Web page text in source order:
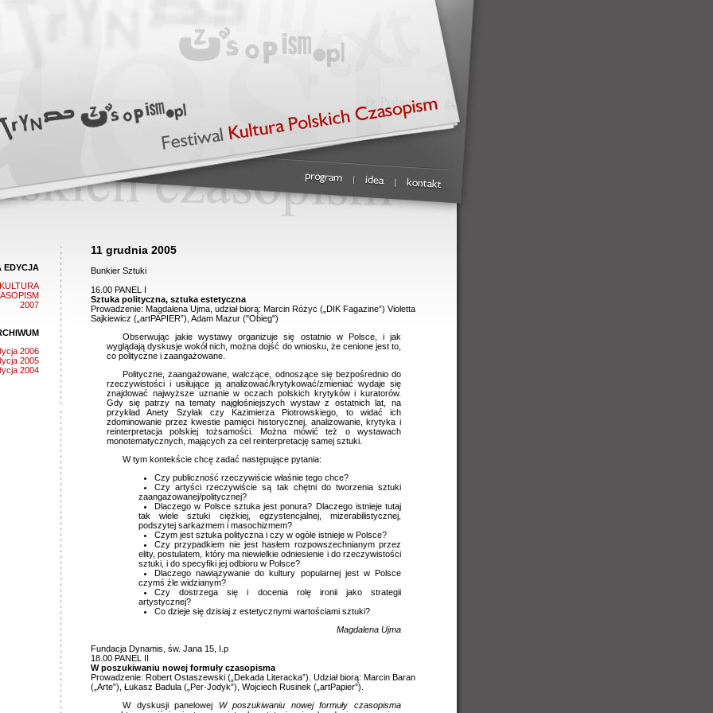
EDYCJA
2007
2006
2005
2004
11 grudnia 2005
Bunkier Sztuki
16.00 PANEL I
Sztuka polityczna, sztuka estetyczna
Prowadzenie: Magdalena Ujma, udział biorą: Marcin Różyc („DIK Fagazine”) Violetta
Sajkiewicz („artPAPIER”), Adam Mazur ("Obieg")
Obserwując jakie wystawy organizuje się ostatnio w Polsce, i jak
wyglądają dyskusje wokół nich, można dojść do wniosku, że cenione jest to,
co polityczne i zaangażowane.
Polityczne, zaangażowane, walczące, odnoszące się bezpośrednio do
rzeczywistości i usiłujące ją analizować/krytykować/zmieniać wydaje się
znajdować najwyższe uznanie w oczach polskich krytyków i kuratorów.
Gdy się patrzy na tematy najgłośniejszych wystaw z ostatnich lat, na
przykład Anety Szyłak czy Kazimierza Piotrowskiego, to widać ich
zdominowanie przez kwestie pamięci historycznej, analizowanie, krytyka i
reinterpretacja polskiej tożsamości. Można mówić też o wystawach
monotematycznych, mających za cel reinterpretację samej sztuki.
W tym kontekście chcę zadać następujące pytania:
Czy publiczność rzeczywiście właśnie tego chce?
Czy artyści rzeczywiście są tak chętni do tworzenia sztuki
zaangażowanej/politycznej?
Dlaczego w Polsce sztuka jest ponura? Dlaczego istnieje tutaj
tak wiele sztuki ciężkiej, egzystencjalnej, mizerabilistycznej,
podszytej sarkazmem i masochizmem?
Czym jest sztuka polityczna i czy w ogóle istnieje w Polsce?
Czy przypadkiem nie jest hasłem rozpowszechnianym przez
elity, postulatem, który ma niewielkie odniesienie i do rzeczywistości
sztuki, i do specyfiki jej odbioru w Polsce?
Dlaczego nawiązywanie do kultury popularnej jest w Polsce
czymś źle widzianym?
Czy dostrzega się i docenia rolę ironii jako strategii
artystycznej?
Co dzieje się dzisiaj z estetycznymi wartościami sztuki?
Magdalena Ujma
Fundacja Dynamis, św. Jana 15, I.p
18.00 PANEL II
W poszukiwaniu nowej formuły czasopisma
Prowadzenie: Robert Ostaszewski („Dekada Literacka”). Udział biorą: Marcin Baran
(„Arte”), Łukasz Badula („Per-Jodyk”), Wojciech Rusinek („artPapier”).
W dyskusji panelowej
W poszukiwaniu nowej formuły czasopisma